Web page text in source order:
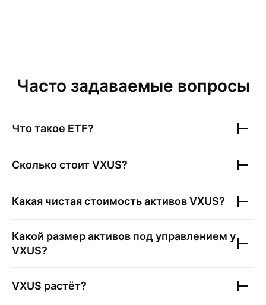
Часто задаваемые вопросы
Что такое ETF?
Сколько стоитVXUS?
Какая чистая стоимость активовVXUS?
Какой размер активов под управлением у
VXUS?
VXUS растёт?